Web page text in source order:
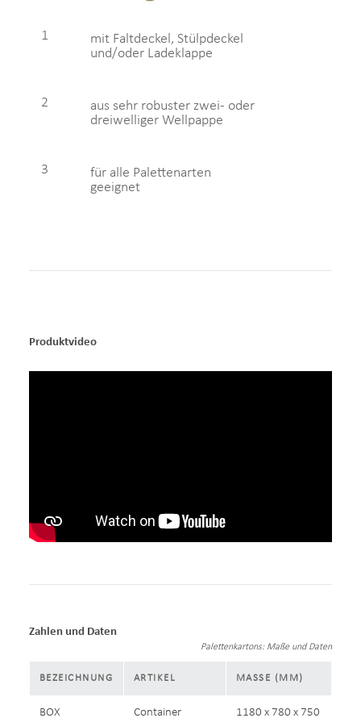
1
mit Faltdeckel, Stülpdeckel
und/oder Ladeklappe
2
aus sehr robuster zwei- oder
dreiwelliger Wellpappe
3
für alle Palettenarten
geeignet
Produktvideo
Zahlen und Daten
Palettenkartons: Maße und Daten
BEZEICHNUNG ARTIKEL MASSE (MM)
BOX Container 1180 x 780 x 750